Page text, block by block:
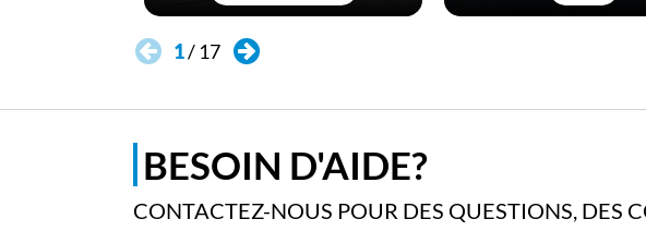
1/ 17
BESOIN D'AIDE?
CONTACTEZ-NOUS POUR DES QUESTIONS, DES